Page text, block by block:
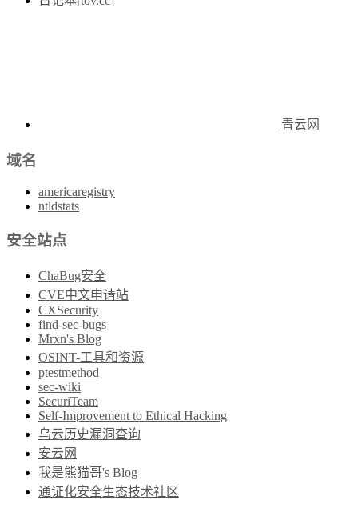
青云网
域名
americaregistry
ntldstats
安全站点
ChaBug安全
CVE中文申请站
CXSecurity
find-sec-bugs
Mrxn's Blog
OSINT-工具和资源
ptestmethod
sec-wiki
SecuriTeam
Self-Improvement to Ethical Hacking
乌云历史漏洞查询
安云网
我是熊猫哥's Blog
通证化安全生态技术社区